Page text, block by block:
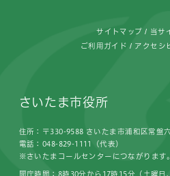
サイトマップ 当サ
ご利用ガイド アクセシ
さいたま市役所
住所：〒330-9588 さいたま市浦和区常盤
電話：048-829-1111（代表）
※さいたまコールセンターにつながります。
開庁時間：8時30分から17時15分（土曜日